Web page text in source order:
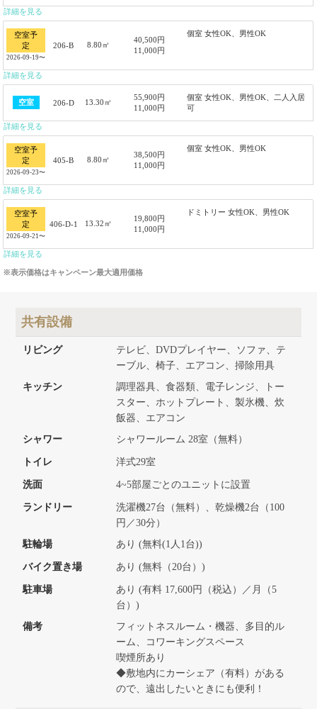
詳細を見る
空室予
定
2026-09-19〜
206-B 8.80㎡
40,500円
11,000円
個室 女性OK、男性OK
詳細を見る
空室 206-D 13.30㎡
55,900円
11,000円
個室 女性OK、男性OK、二人入居
可
詳細を見る
空室予
定
2026-09-23〜
405-B 8.80㎡
38,500円
11,000円
個室 女性OK、男性OK
詳細を見る
空室予
定
2026-09-21〜
406-D-1 13.32㎡
19,800円
11,000円
ドミトリー 女性OK、男性OK
詳細を見る
※表示価格はキャンペーン最大適用価格
共有設備
リビング
テレビ、DVDプレイヤー、ソファ、テ
ーブル、椅子、エアコン、掃除用具
キッチン
調理器具、食器類、電子レンジ、トー
スター、ホットプレート、製氷機、炊
飯器、エアコン
シャワー
シャワールーム 28室（無料）
トイレ 洋式29室
洗面 4~5部屋ごとのユニットに設置
ランドリー
洗濯機27台（無料）、乾燥機2台（100
円／30分）
駐輪場
あり (無料(1人1台))
バイク置き場 あり (無料（20台）)
駐車場
あり (有料 17,600円（税込）／月（5
台）)
備考
フィットネスルーム・機器、多目的ル
ーム、コワーキングスペース
喫煙所あり
◆敷地内にカーシェア（有料）がある
ので、遠出したいときにも便利！